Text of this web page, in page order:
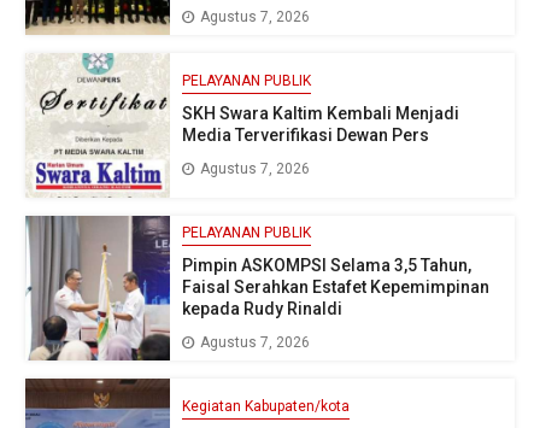
Agustus 7, 2026
PELAYANAN PUBLIK
SKH Swara Kaltim Kembali Menjadi
Media Terverifikasi Dewan Pers
Agustus 7, 2026
PELAYANAN PUBLIK
Pimpin ASKOMPSI Selama 3,5 Tahun,
Faisal Serahkan Estafet Kepemimpinan
kepada Rudy Rinaldi
Agustus 7, 2026
Kegiatan Kabupaten/kota